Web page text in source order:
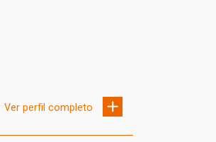
Ver perfil completo